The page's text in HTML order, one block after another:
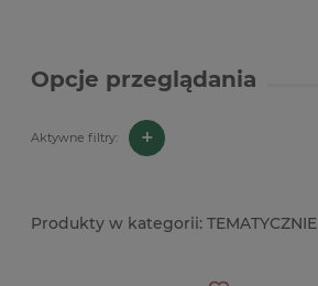
Opcje przeglądania
Aktywne filtry: +
TEMATYCZNIE